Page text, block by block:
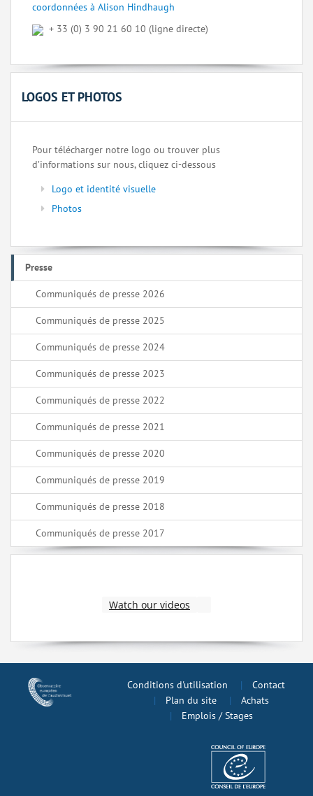
coordonnées à Alison Hindhaugh
+ 33 (0) 3 90 21 60 10 (ligne directe)
LOGOS ET PHOTOS
Pour télécharger notre logo ou trouver plus
d’informations sur nous, cliquez ci-dessous
Logo et identité visuelle
Photos
Presse
Communiqués de presse 2026
Communiqués de presse 2025
Communiqués de presse 2024
Communiqués de presse 2023
Communiqués de presse 2022
Communiqués de presse 2021
Communiqués de presse 2020
Communiqués de presse 2019
Communiqués de presse 2018
Communiqués de presse 2017
Watch our videos
Conditions d'utilisation
Contact
Plan du site
Achats
Emplois / Stages